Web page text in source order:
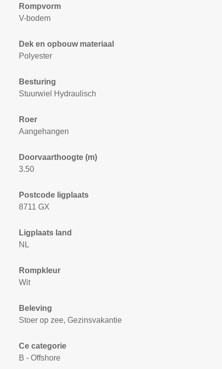
Rompvorm
V-bodem
Dek en opbouw materiaal
Polyester
Besturing
Stuurwiel Hydraulisch
Roer
Aangehangen
Doorvaarthoogte (m)
3.50
Postcode ligplaats
8711 GX
Ligplaats land
NL
Rompkleur
Wit
Beleving
Stoer op zee, Gezinsvakantie
Ce categorie
B - Offshore